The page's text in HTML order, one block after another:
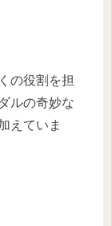
の役割を担
ルの奇妙な
えていま